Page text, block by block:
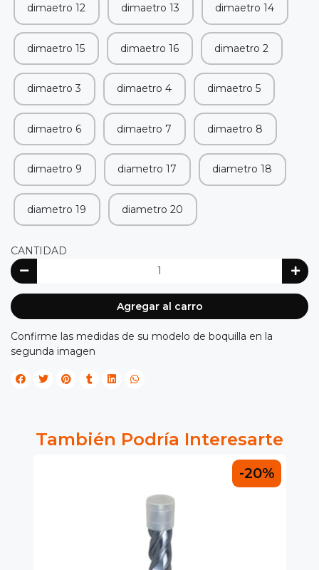
dimaetro 12 dimaetro 13 dimaetro 14
dimaetro 15 dimaetro 16 dimaetro 2
dimaetro 3 dimaetro 4 dimaetro 5
dimaetro 6 dimaetro 7 dimaetro 8
dimaetro 9 diametro 17 diametro 18
diametro 19 diametro 20
CANTIDAD
Agregar al carro
Confirme las medidas de su modelo de boquilla en la
segunda imagen
También Podría Interesarte
-20%